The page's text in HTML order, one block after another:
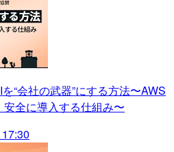
“会社の武器”にする方法〜AWS
全に導入する仕組み〜